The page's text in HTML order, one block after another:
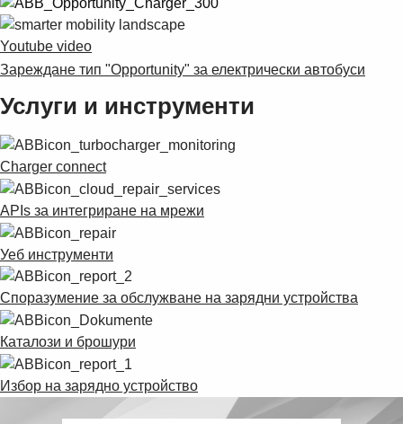
Suggestions
Products
See more products
Youtube video
Зареждане тип "Opportunity" за електрически автобуси
Услуги и инструменти
Charger connect
APIs за интегриране на мрежи
Уеб инструменти
Споразумение за обслужване на зарядни устройства
Каталози и брошури
Избор на зарядно устройство